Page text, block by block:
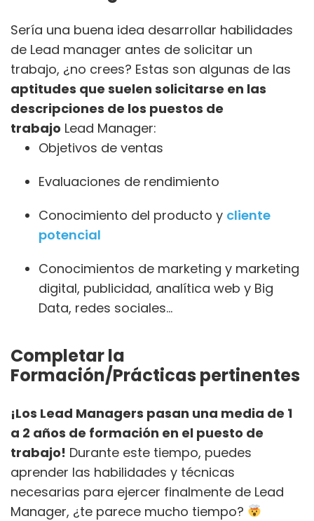
Sería una buena idea desarrollar habilidades
de Lead manager antes de solicitar un
trabajo, ¿no crees? Estas son algunas de las
aptitudes que suelen solicitarse en las
descripciones de los puestos de
trabajo Lead Manager:
Objetivos de ventas
Evaluaciones de rendimiento
Conocimiento del producto y cliente
potencial
Conocimientos de marketing y marketing
digital, publicidad, analítica web y Big
Data, redes sociales…
Completar la
Formación/Prácticas pertinentes
¡Los Lead Managers pasan una media de 1
a 2 años de formación en el puesto de
trabajo! Durante este tiempo, puedes
aprender las habilidades y técnicas
necesarias para ejercer finalmente de Lead
Manager, ¿te parece mucho tiempo?